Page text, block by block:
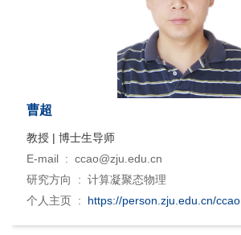
曹超
教授 | 博士生导师
ccao@zju.edu.cn
研究方向 : 计算凝聚态物理
个人主页 : https://person.zju.edu.cn/ccao